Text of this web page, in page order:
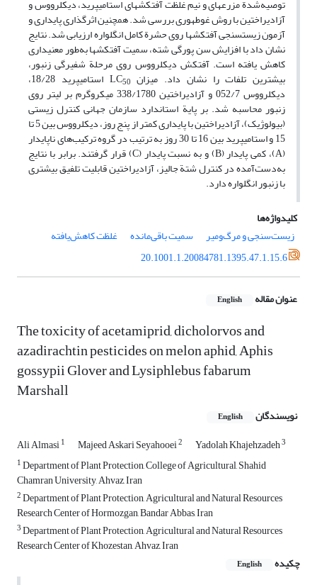
توصیه‌شدة مزرعه­ای و نیم غلظت آفت­کش­های استامی­پرید، دیکلرووس و
آزادیراختین با روش غوطه­وری بررسی شد. همچنین اثرگذاری پایداری و
آزمون زیست­سنجی آفت­کش­ها روی حشرة کامل انگلواره ارزیابی شد. نتایج
نشان داد با افزایش سن پورگی شته، سمیت آفت­کش­ها به‌طور معنی­داری
کاهش یافته است. آفت­کش دیکلرووس روی مرحلة شفیرگی زنبور،
بیشترین تلفات را نشان داد. میزان LC 50 استامی­پرید 18/28،
دیکلرووس 052/7 و آزادیراختین 338/1780 میکروگرم بر لیتر روی
زنبور محاسبه شد. بر پایة استاندارد سازمان جهانی کنترل زیستی
(بیولوژیک)، آزادیراختین با پایداری کمتر از پنج روز، دیکلرووس بین 5 تا
15 و استامی­پرید بین 16 تا 30 روز به ترتیب در گروه ترکیب‌های ناپایدار
(A)، کمی پایدار (B) و به نسبت پایدار (C) قرار گرفتند. برابر با نتایج
به‌دست‌آمده در کنترل شتة جالیز، آزادیراختین قابلیت تلفیق بیشتری
با زنبور انگلواره دارد.
کلیدواژه‌ها
زیست‌سنجی و مرگ‌و‌میر
سمیت باقی‌مانده
غلظت کاهش‌یافته
20.1001.1.20084781.1395.47.1.15.6
عنوان مقاله English
The toxicity of acetamiprid, dicholorvos and
azadirachtin pesticides on melon aphid, Aphis
gossypii Glover and Lysiphlebus fabarum
Marshall
نویسندگان English
Ali Almasi1 Majeed Askari Seyahooei2 Yadolah Khajehzadeh3
1Department of Plant Protection, College of Agricultural, Shahid
Chamran University, Ahvaz, Iran
2Department of Plant Protection, Agricultural and Natural Resources
Research Center of Hormozgan, Bandar Abbas, Iran
3Department of Plant Protection, Agricultural and Natural Resources
Research Center of Khozestan, Ahvaz, Iran
چکیده
English